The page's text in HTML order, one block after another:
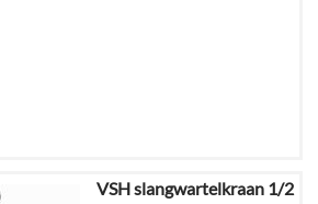
€28,95
VSH slangwartelkraan 1/2